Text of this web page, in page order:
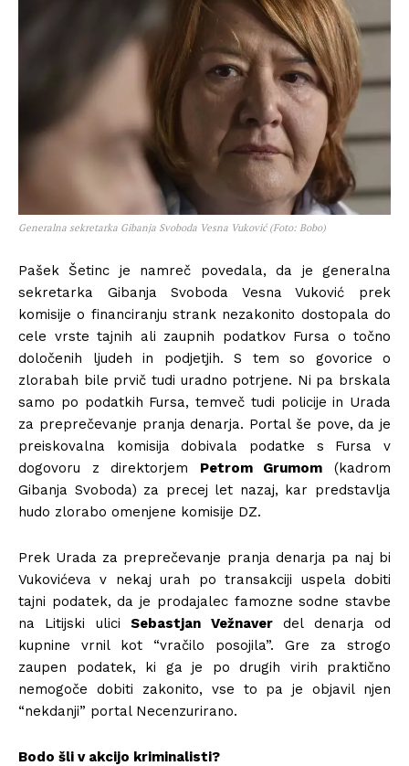
Generalna sekretarka Gibanja Svoboda Vesna Vuković (Foto: Bobo)
Pašek Šetinc je namreč povedala, da je generalna
sekretarka Gibanja Svoboda Vesna Vuković prek
komisije o financiranju strank nezakonito dostopala do
cele vrste tajnih ali zaupnih podatkov Fursa o točno
določenih ljudeh in podjetjih. S tem so govorice o
zlorabah bile prvič tudi uradno potrjene. Ni pa brskala
samo po podatkih Fursa, temveč tudi policije in Urada
za preprečevanje pranja denarja. Portal še pove, da je
preiskovalna komisija dobivala podatke s Fursa v
dogovoru z direktorjem Petrom Grumom (kadrom
Gibanja Svoboda) za precej let nazaj, kar predstavlja
hudo zlorabo omenjene komisije DZ.
Prek Urada za preprečevanje pranja denarja pa naj bi
Vukovićeva v nekaj urah po transakciji uspela dobiti
tajni podatek, da je prodajalec famozne sodne stavbe
na Litijski uliciSebastjan Vežnaverdel denarja od
kupnine vrnil kot “vračilo posojila”. Gre za strogo
zaupen podatek, ki ga je po drugih virih praktično
nemogoče dobiti zakonito, vse to pa je objavil njen
“nekdanji” portal Necenzurirano.
Bodo šli v akcijo kriminalisti?